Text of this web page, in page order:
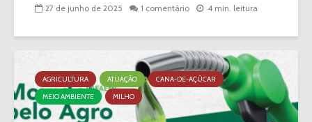
27 de junho de 2025 1 comentário 4 min. leitura
AGRICULTURA ATUAÇÃO
CANA-DE-AÇÚCAR
MEIO AMBIENTE
MILHO